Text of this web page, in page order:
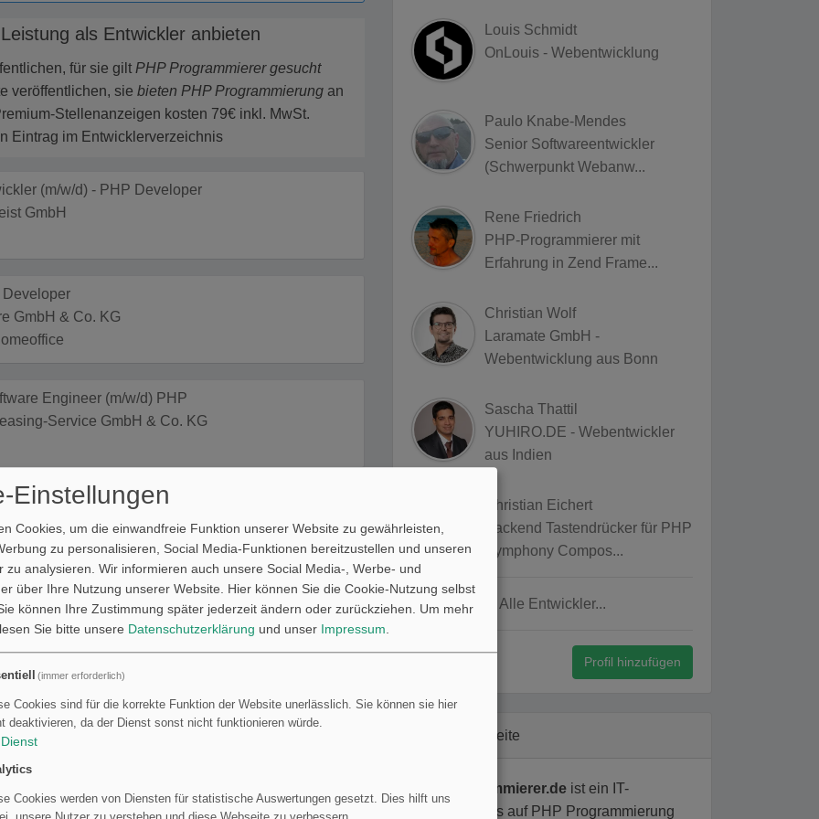
als Entwickler anbieten
für sie gilt PHP Programmierer gesucht
veröffentlichen, sie bieten PHP Programmierung an
Stellenanzeigen kosten 79€ inkl. MwSt.
Eintrag im Entwicklerverzeichnis
(m/w/d) - PHP Developer
GmbH
Developer
GmbH & Co. KG
Engineer (m/w/d) PHP
Service GmbH & Co. KG
(m/w/d)
PHP (*gn)
Entwickler:in (m/w/d)
Berlin GmbH
PHP (*gn)
Louis Schmidt
OnLouis - Webentwicklung
Paulo Knabe-Mendes
Senior Softwareentwickler
(Schwerpunkt Webanw...
Rene Friedrich
PHP-Programmierer mit
Erfahrung in Zend Frame...
Christian Wolf
Laramate GmbH -
Webentwicklung aus Bonn
Sascha Thattil
YUHIRO.DE - Webentwickler
aus Indien
Christian Eichert
Backend Tastendrücker für PHP
Symphony Compos...
Alle Entwickler...
Profil hinzufügen
Über diese Seite
php-programmierer.de ist ein IT-
Jobboard, das auf PHP Programmierung
Einstellungen
Cookies, um die einwandfreie Funktion unserer Website zu gewährleisten,
zu personalisieren, Social Media-Funktionen bereitzustellen und unseren
zu analysieren. Wir informieren auch unsere Social Media-, Werbe- und
über Ihre Nutzung unserer Website. Hier können Sie die Cookie-Nutzung selbst
können Ihre Zustimmung später jederzeit ändern oder zurückziehen. Um mehr
Sie bitte unsere Datenschutzerklärung und unser Impressum.
(immer erforderlich)
Cookies sind für die korrekte Funktion der Website unerlässlich. Sie können sie hier
deaktivieren, da der Dienst sonst nicht funktionieren würde.
Dienst
Cookies werden von Diensten für statistische Auswertungen gesetzt. Dies hilft uns